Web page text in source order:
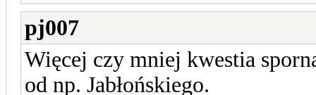
pj007
Więcej czy mniej kwestia
od np. Jabłońskiego.